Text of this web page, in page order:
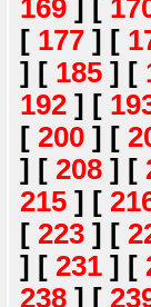
169 ] [
[ 177 ] [
] [ 185 ] [
192 ] [
[ 200 ] [
] [ 208 ] [
215 ] [
[ 223 ] [
] [ 231 ] [
238 ] [